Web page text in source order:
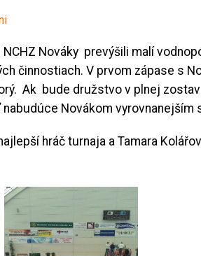
Nováky prevýšili malí
činnostiach. V prvom zápase s
Ak bude družstvo v plnej
Novákom vyrovnanejším
hráč turnaja a Tamara